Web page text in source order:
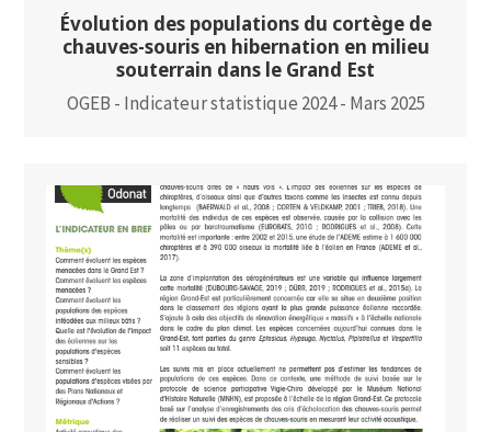
Évolution des populations du cortège de
chauves-souris en hibernation en milieu
souterrain dans le Grand Est
OGEB - Indicateur statistique 2024 - Mars 2025